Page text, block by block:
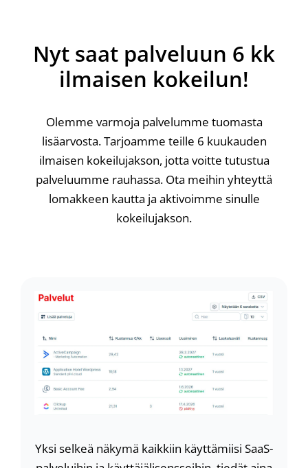
Nyt saat palveluun 6 kk
ilmaisen kokeilun!
Olemme varmoja palvelumme tuomasta
lisäarvosta. Tarjoamme teille 6 kuukauden
ilmaisen kokeilujakson, jotta voitte tutustua
palveluumme rauhassa. Ota meihin yhteyttä
lomakkeen kautta ja aktivoimme sinulle
kokeilujakson.
Yksi selkeä näkymä kaikkiin käyttämiisi SaaS-